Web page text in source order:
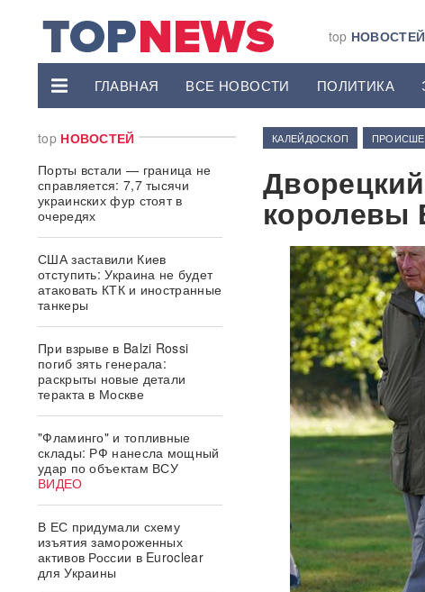
top НОВОСТЕЙ
ГЛАВНАЯ ВСЕ НОВОСТИ ПОЛИТИКА
top НОВОСТЕЙ
Порты встали — граница не
справляется: 7,7 тысячи
украинских фур стоят в
очередях
США заставили Киев
отступить: Украина не будет
атаковать КТК и иностранные
танкеры
При взрыве в Balzi Rossi
погиб зять генерала:
раскрыты новые детали
теракта в Москве
"Фламинго" и топливные
склады: РФ нанесла мощный
удар по объектам ВСУ
ВИДЕО
В ЕС придумали схему
изъятия замороженных
активов России в Euroclear
для Украины
КАЛЕЙДОСКОП
королевы